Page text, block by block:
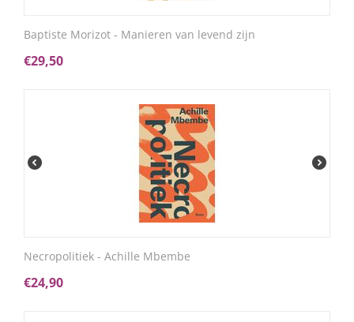
Baptiste Morizot - Manieren van levend zijn
€29,50
Necropolitiek - Achille Mbembe
€24,90